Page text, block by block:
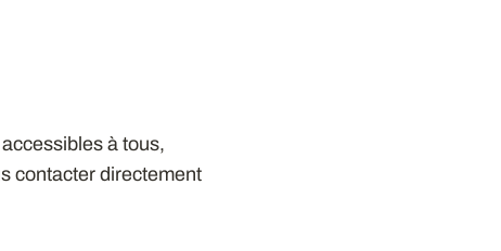
à tous,
contacter directement